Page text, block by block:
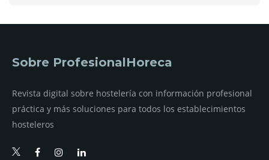
Sobre ProfesionalHoreca
Revista digital sobre hostelería con información profesional
práctica y más soluciones para todos los establecimientos
hosteleros